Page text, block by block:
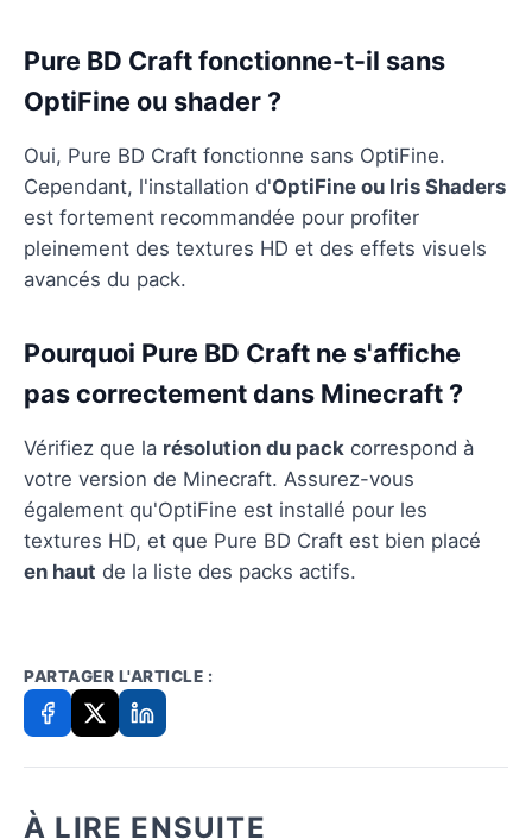
Pure BD Craft fonctionne-t-il sans
OptiFine ou shader ?
Oui, Pure BD Craft fonctionne sans OptiFine.
Cependant, l'installation d'OptiFine ou Iris Shaders
est fortement recommandée pour profiter
pleinement des textures HD et des effets visuels
avancés du pack.
Pourquoi Pure BD Craft ne s'affiche
pas correctement dans Minecraft ?
Vérifiez que la résolution du pack correspond à
votre version de Minecraft. Assurez-vous
également qu'OptiFine est installé pour les
textures HD, et que Pure BD Craft est bien placé
en haut de la liste des packs actifs.
PARTAGER L'ARTICLE :
À LIRE ENSUITE